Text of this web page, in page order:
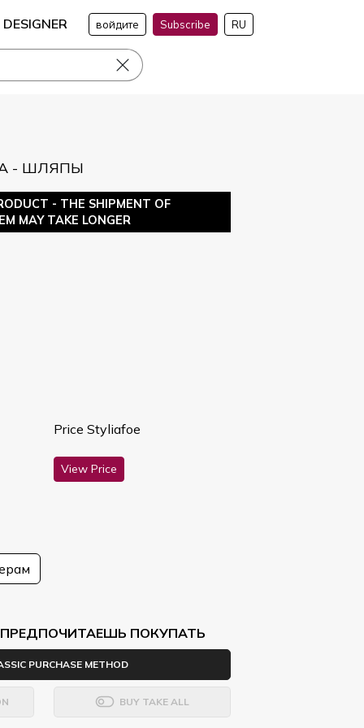
DESIGNER войдите Subscribe RU
- ШЛЯПЫ
- THE SHIPMENT OF
MAY TAKE LONGER
Price Styliafoe
View Price
ПОКУПАТЬ
PURCHASE METHOD
BUY TAKE ALL